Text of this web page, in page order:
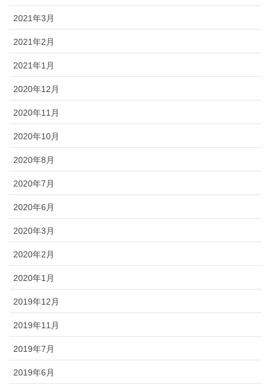
2021年3月
2021年2月
2021年1月
2020年12月
2020年11月
2020年10月
2020年8月
2020年7月
2020年6月
2020年3月
2020年2月
2020年1月
2019年12月
2019年11月
2019年7月
2019年6月